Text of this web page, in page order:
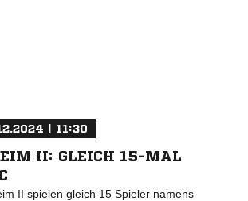
| 11:30
II: GLEICH 15-MAL
II spielen gleich 15 Spieler namens